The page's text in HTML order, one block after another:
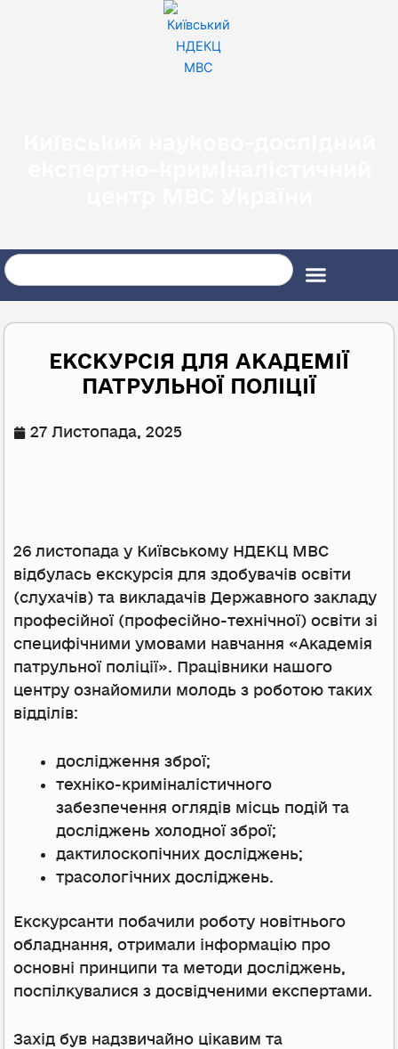
Search
ЕКСКУРСІЯ ДЛЯ АКАДЕМІЇ
ПАТРУЛЬНОЇ ПОЛІЦІЇ
27 Листопада, 2025
26 листопада у Київському НДЕКЦ МВС
відбулась екскурсія для здобувачів освіти
(слухачів) та викладачів Державного закладу
професійної (професійно-технічної) освіти зі
специфічними умовами навчання «Академія
патрульної поліції». Працівники нашого
центру ознайомили молодь з роботою таких
відділів:
дослідження зброї;
техніко-криміналістичного
забезпечення оглядів місць подій та
досліджень холодної зброї;
дактилоскопічних досліджень;
трасологічних досліджень.
Екскурсанти побачили роботу новітнього
обладнання, отримали інформацію про
основні принципи та методи досліджень,
поспілкувалися з досвідченими експертами.
Захід був надзвичайно цікавим та